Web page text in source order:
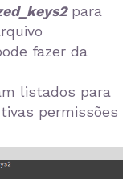
para
fazer da
listados para
permissões